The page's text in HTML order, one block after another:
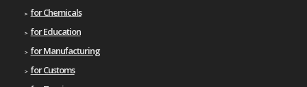
for Chemicals
for Education
for Manufacturing
for Customs